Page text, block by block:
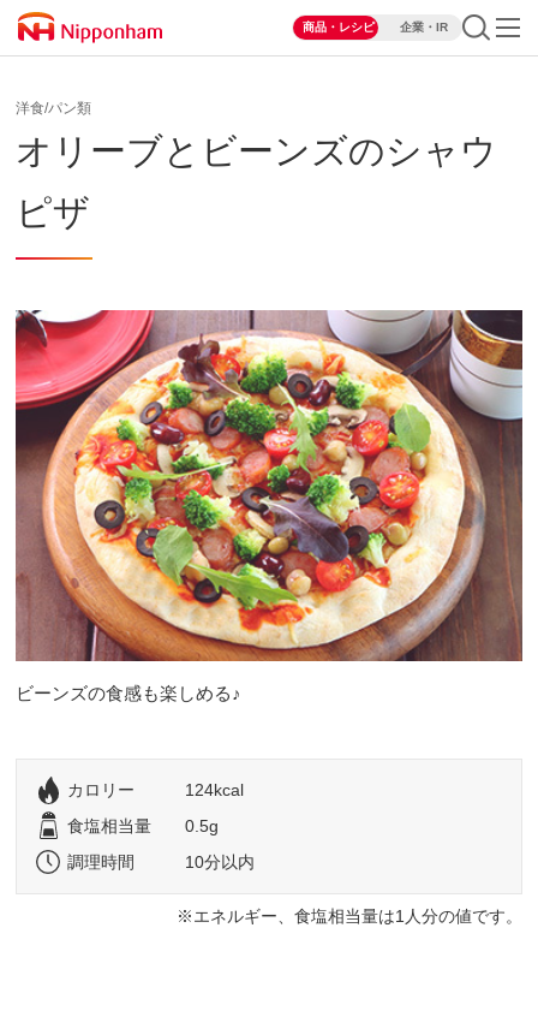
商品・レシピ 企業・IR
洋食/パン類
オリーブとビーンズのシャウ
ピザ
ビーンズの食感も楽しめる♪
カロリー
124kcal
食塩相当量
0.5g
調理時間
10分以内
エネルギー、食塩相当量は1人分の値です。